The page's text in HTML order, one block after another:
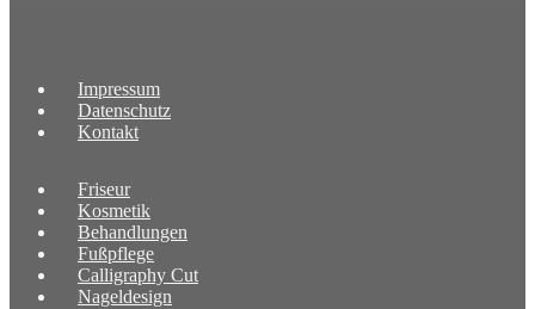
Impressum
Datenschutz
Kontakt
Friseur
Kosmetik
Behandlungen
Fußpflege
Calligraphy Cut
Nageldesign